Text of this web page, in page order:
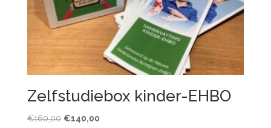
Zelfstudiebox kinder-EHBO
€160,00 Oorspronkelijke
€140,00Huidige